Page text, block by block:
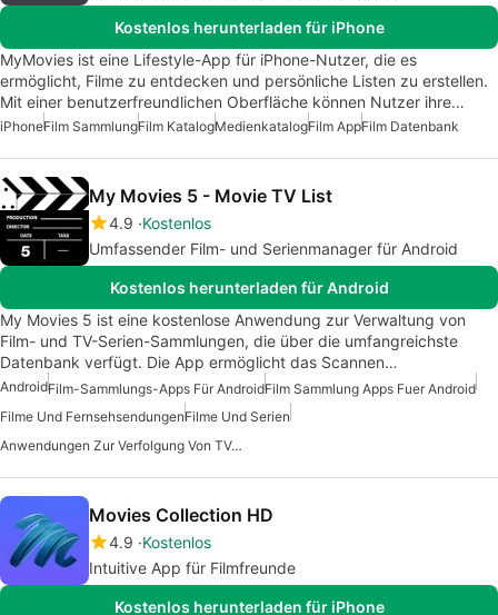
Kostenlos herunterladen für iPhone
MyMovies ist eine Lifestyle-App für iPhone-Nutzer, die es
ermöglicht, Filme zu entdecken und persönliche Listen zu erstellen.
Mit einer benutzerfreundlichen Oberfläche können Nutzer ihre…
iPhoneFilm SammlungFilm KatalogMedienkatalogFilm AppFilm Datenbank
My Movies 5 - Movie TV List
4.9 Kostenlos
Umfassender Film- und Serienmanager für Android
Kostenlos herunterladen für Android
My Movies 5 ist eine kostenlose Anwendung zur Verwaltung von
Film- und TV-Serien-Sammlungen, die über die umfangreichste
Datenbank verfügt. Die App ermöglicht das Scannen…
AndroidFilm-Sammlungs-Apps Für AndroidFilm Sammlung Apps Fuer Android
Filme Und FernsehsendungenFilme Und Serien
Anwendungen Zur Verfolgung Von TV-Sendungen Und Filmen
Movies Collection HD
4.9 Kostenlos
Intuitive App für Filmfreunde
Kostenlos herunterladen für iPhone